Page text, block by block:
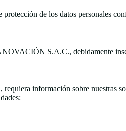
de los datos personales
S.A.C., debidamente
información sobre nuestras